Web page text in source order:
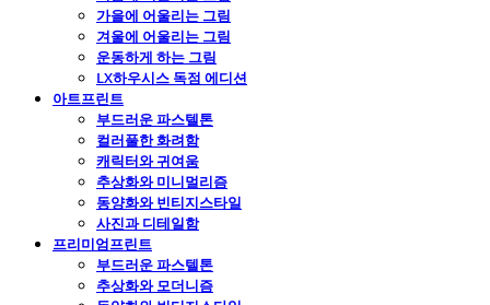
가을에 어울리는 그림
겨울에 어울리는 그림
운동하게 하는 그림
LX하우시스 독점 에디션
아트프린트
부드러운 파스텔톤
컬러풀한 화려함
캐릭터와 귀여움
추상화와 미니멀리즘
동양화와 빈티지스타일
사진과 디테일함
프리미엄프린트
부드러운 파스텔톤
추상화와 모더니즘